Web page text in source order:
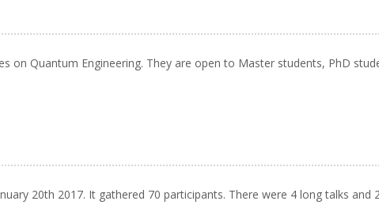
on Quantum Engineering. They are open to Master students, PhD
20th 2017. It gathered 70 participants. There were 4 long talks and